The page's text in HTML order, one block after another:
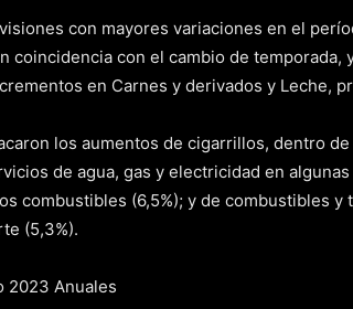
con mayores variaciones en el
coincidencia con el cambio de
en Carnes y derivados y Leche,
los aumentos de cigarrillos, dentro
de agua, gas y electricidad en
combustibles (6,5%); y de combustibles
(5,3%).